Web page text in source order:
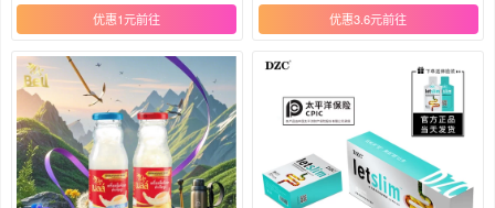
优惠1元 优惠3.6元